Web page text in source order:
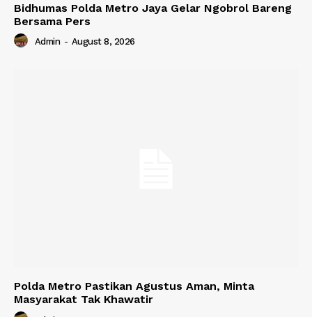
Bidhumas Polda Metro Jaya Gelar Ngobrol Bareng
Bersama Pers
Admin - August 8, 2026
Polda Metro Pastikan Agustus Aman, Minta
Masyarakat Tak Khawatir